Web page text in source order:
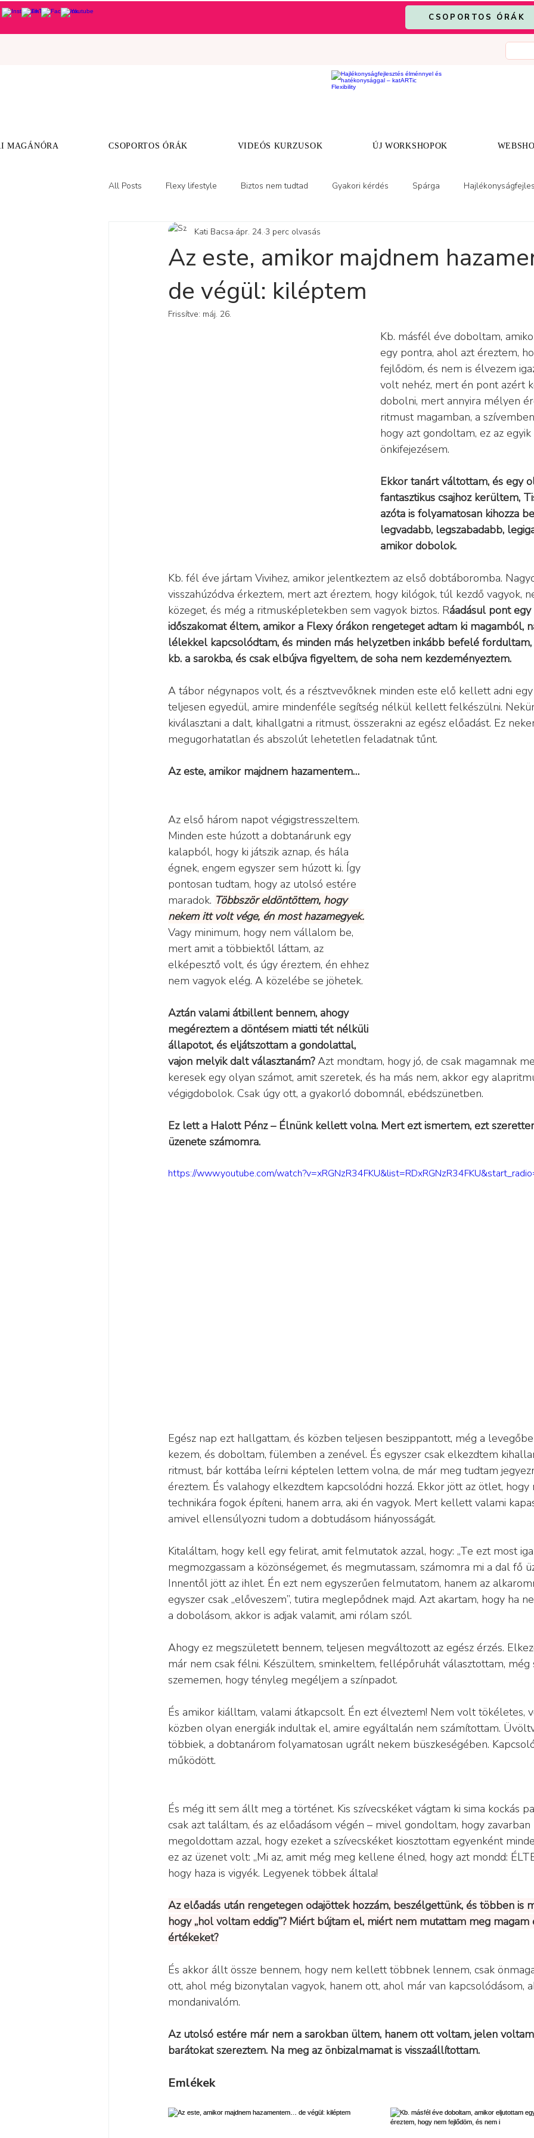
CSOPORTOS ÓRÁK
MAGÁNÓRA CSOPORTOS ÓRÁK VIDEÓS KURZUSOK ÚJ WORKSHOPOK
All Posts Flexy lifestyle Biztos nem tudtad Gyakori kérdés Spárga
Csajos Flexy tippek
Az este, amikor majdnem
de végül: kiléptem
Kati Bacsa ápr. 24. 3 perc olvasás
Frissítve: máj. 26.
Kb. másfél éve doboltam,
egy pontra, ahol azt éreztem,
fejlődöm, és nem is élvezem
volt nehéz, mert én pont azért
dobolni, mert annyira mélyen
ritmust magamban, a
hogy azt gondoltam, ez az
önkifejezésem.
Ekkor tanárt váltottam, és egy
fantasztikus csajhoz kerültem,
azóta is folyamatosan kihozza
legvadabb, legszabadabb,
amikor dobolok.
Kb. fél éve jártam Vivihez, amikor jelentkeztem az első dobtáboromba.
visszahúzódva érkeztem, mert azt éreztem, hogy kilógok, túl kezdő vagyok,
közeget, és még a ritmusképletekben sem vagyok biztos. Ráadásul pont
időszakomat éltem, amikor a Flexy órákon rengeteget adtam ki magamból,
lélekkel kapcsolódtam, és minden más helyzetben inkább befelé
kb. a sarokba, és csak elbújva figyeltem, de soha nem kezdeményeztem.
A tábor négynapos volt, és a résztvevőknek minden este elő kellett adni
teljesen egyedül, amire mindenféle segítség nélkül kellett felkészülni.
kiválasztani a dalt, kihallgatni a ritmust, összerakni az egész előadást. Ez
megugorhatatlan és abszolút lehetetlen feladatnak tűnt.
Az este, amikor majdnem hazamentem…
Az első három napot végigstresszeltem.
Minden este húzott a dobtanárunk egy
kalapból, hogy ki játszik aznap, és hála
égnek, engem egyszer sem húzott ki. Így
pontosan tudtam, hogy az utolsó estére
maradok. Többször eldöntöttem, hogy
nekem itt volt vége, én most hazamegyek.
Vagy minimum, hogy nem vállalom be,
mert amit a többiektől láttam, az
elképesztő volt, és úgy éreztem, én ehhez
nem vagyok elég. A közelébe se jöhetek.
Aztán valami átbillent bennem, ahogy
megéreztem a döntésem miatti tét nélküli
állapotot, és eljátszottam a gondolattal,
vajon melyik dalt választanám? Azt mondtam, hogy jó, de csak magamnak
keresek egy olyan számot, amit szeretek, és ha más nem, akkor egy
végigdobolok. Csak úgy ott, a gyakorló dobomnál, ebédszünetben.
Ez lett a Halott Pénz – Élnünk kellett volna. Mert ezt ismertem, ezt
üzenete számomra.
https://www.youtube.com/
Egész nap ezt hallgattam, és közben teljesen beszippantott, még a
kezem, és doboltam, fülemben a zenével. És egyszer csak elkezdtem
ritmust, bár kottába leírni képtelen lettem volna, de már meg tudtam
éreztem. És valahogy elkezdtem kapcsolódni hozzá. Ekkor jött az ötlet, hogy
technikára fogok építeni, hanem arra, aki én vagyok. Mert kellett valami
amivel ellensúlyozni tudom a dobtudásom hiányosságát.
Kitaláltam, hogy kell egy felirat, amit felmutatok azzal, hogy: „Te ezt most
megmozgassam a közönségemet, és megmutassam, számomra mi a dal fő
Innentől jött az ihlet. Én ezt nem egyszerűen felmutatom, hanem az
egyszer csak „előveszem”, tutira meglepődnek majd. Azt akartam, hogy ha
a dobolásom, akkor is adjak valamit, ami rólam szól.
Ahogy ez megszületett bennem, teljesen megváltozott az egész érzés.
már nem csak félni. Készültem, sminkeltem, fellépőruhát választottam, még
szememen, hogy tényleg megéljem a színpadot.
És amikor kiálltam, valami átkapcsolt. Én ezt élveztem! Nem volt tökéletes,
közben olyan energiák indultak el, amire egyáltalán nem számítottam.
többiek, a dobtanárom folyamatosan ugrált nekem büszkeségében.
működött.
És még itt sem állt meg a történet. Kis szívecskéket vágtam ki sima kockás
csak azt találtam, és az előadásom végén – mivel gondoltam, hogy
megoldottam azzal, hogy ezeket a szívecskéket kiosztottam egyenként
ez az üzenet volt: „Mi az, amit még meg kellene élned, hogy azt mondd:
hogy haza is vigyék. Legyenek többek általa!
Az előadás után rengetegen odajöttek hozzám, beszélgettünk, és többen is
hogy „hol voltam eddig”? Miért bújtam el, miért nem mutattam meg magam
értékeket?
És akkor állt össze bennem, hogy nem kellett többnek lennem, csak
ott, ahol még bizonytalan vagyok, hanem ott, ahol már van kapcsolódásom,
mondanivalóm.
Az utolsó estére már nem a sarokban ültem, hanem ott voltam, jelen
barátokat szereztem. Na meg az önbizalmamat is visszaállítottam.
Emlékek